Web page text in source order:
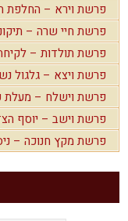
פרשת וירא – החלפת
פרשת חיי שרה –
פרשת תולדות –
פרשת ויצא – גלגול
פרשת וישלח – מעלת
פרשת וישב – יוסף
פרשת מקץ חנוכה –